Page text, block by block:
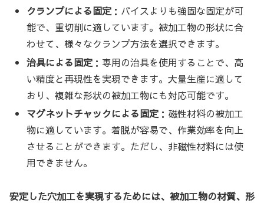
クランプによる固定 ：バイスよりも強固な固定が可
能で、重切削に適しています。被加工物の形状に合
わせて、様々なクランプ方法を選択できます。
治具による固定 ：専用の治具を使用することで、高
い精度と再現性を実現できます。大量生産に適して
おり、複雑な形状の被加工物にも対応可能です。
マグネットチャックによる固定 ：磁性材料の被加工
物に適しています。着脱が容易で、作業効率を向上
させることができます。ただし、非磁性材料には使
用できません。
安定した穴加工を実現するためには、被加工物の材質、形